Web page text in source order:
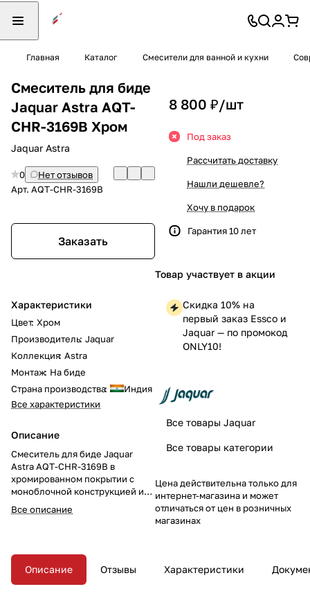
Главная Каталог Смесители для ванной и кухни
Смеситель для биде
Jaquar Astra AQT-
CHR-3169B Хром
Jaquar Astra
0
Нет отзывов
Арт. AQT-CHR-3169B
Заказать
Характеристики
Цвет: Хром
Производитель: Jaquar
Коллекция: Astra
Монтаж: На биде
Страна производства:
Индия
Все характеристики
Описание
Смеситель для биде Jaquar
Astra AQT-CHR-3169B в
хромированном покрытии с
моноблочной конструкцией и
донным клапаном — стильное и
удобное решение для вашей
делают использование
комфортным и устанавливают
Все описание
8 800 ₽/шт
Под заказ
Рассчитать доставку
Нашли дешевле?
Хочу в подарок
Гарантия 10 лет
Товар участвует в акции
Скидка 10% на
первый заказ Essco и
Jaquar — по промокод
ONLY10!
Все товары Jaquar
Все товары категории
Цена действительна только для
интернет-магазина и может
отличаться от цен в розничных
магазинах
Описание Отзывы Характеристики